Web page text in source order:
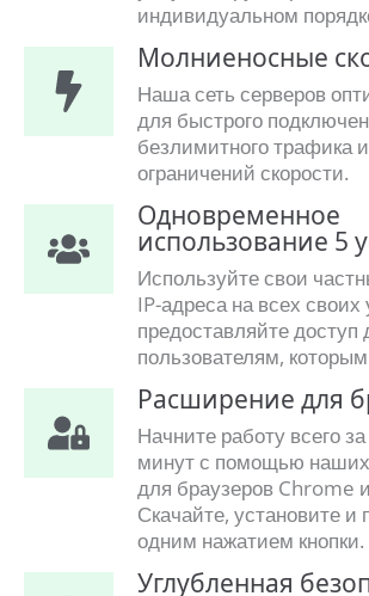
индивидуальном
Молниеносные
Наша сеть серверов
для быстрого
безлимитного трафика
ограничений скорости.
Одновременное
использование 5
Используйте свои
IP-адреса на всех своих
предоставляйте доступ
пользователям,
Расширение для
Начните работу всего
минут с помощью
для браузеров Chrome
Скачайте, установите и
одним нажатием кнопки.
Углубленная